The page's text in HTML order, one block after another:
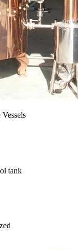
tank